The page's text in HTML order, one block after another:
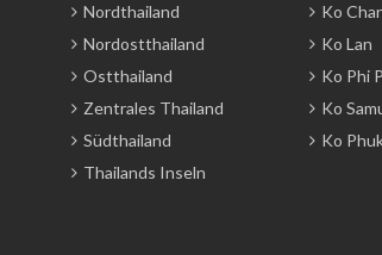
Nordthailand
Nordostthailand
Ostthailand
Zentrales Thailand
Südthailand
Thailands Inseln
Ko
Ko Lan
Ko Phi
Ko
Ko